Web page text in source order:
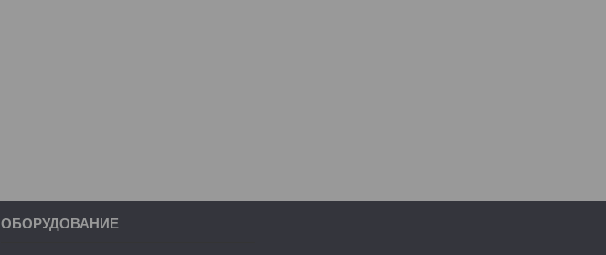
ОБОРУДОВАНИЕ